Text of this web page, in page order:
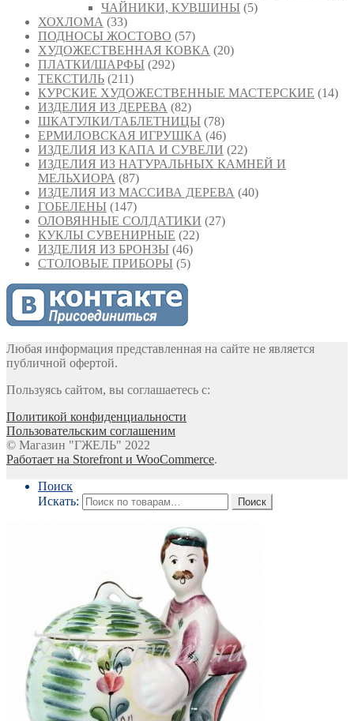
ЧАЙНИКИ, КУВШИНЫ (5)
ХОХЛОМА (33)
ПОДНОСЫ ЖОСТОВО (57)
ХУДОЖЕСТВЕННАЯ КОВКА (20)
ПЛАТКИ/ШАРФЫ (292)
ТЕКСТИЛЬ (211)
КУРСКИЕ ХУДОЖЕСТВЕННЫЕ МАСТЕРСКИЕ (14)
ИЗДЕЛИЯ ИЗ ДЕРЕВА (82)
ШКАТУЛКИ/ТАБЛЕТНИЦЫ (78)
ЕРМИЛОВСКАЯ ИГРУШКА (46)
ИЗДЕЛИЯ ИЗ КАПА И СУВЕЛИ (22)
ИЗДЕЛИЯ ИЗ НАТУРАЛЬНЫХ КАМНЕЙ И
МЕЛЬХИОРА (87)
ИЗДЕЛИЯ ИЗ МАССИВА ДЕРЕВА (40)
ГОБЕЛЕНЫ (147)
ОЛОВЯННЫЕ СОЛДАТИКИ (27)
КУКЛЫ СУВЕНИРНЫЕ (22)
ИЗДЕЛИЯ ИЗ БРОНЗЫ (46)
СТОЛОВЫЕ ПРИБОРЫ (5)
Любая информация представленная на сайте не является
публичной офертой.
Пользуясь сайтом, вы соглашаетесь с:
Политикой конфиденциальности
Пользовательским соглашеним
© Магазин "ГЖЕЛЬ" 2022
Работает на Storefront и WooCommerce.
Поиск
Искать:
Поиск